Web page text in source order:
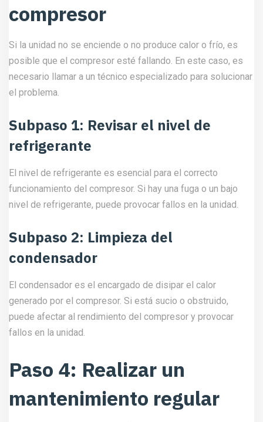
compresor
Si la unidad no se enciende o no produce calor o frío, es
posible que el compresor esté fallando. En este caso, es
necesario llamar a un técnico especializado para solucionar
el problema.
Subpaso 1: Revisar el nivel de
refrigerante
El nivel de refrigerante es esencial para el correcto
funcionamiento del compresor. Si hay una fuga o un bajo
nivel de refrigerante, puede provocar fallos en la unidad.
Subpaso 2: Limpieza del
condensador
El condensador es el encargado de disipar el calor
generado por el compresor. Si está sucio o obstruido,
puede afectar al rendimiento del compresor y provocar
fallos en la unidad.
Paso 4: Realizar un
mantenimiento regular